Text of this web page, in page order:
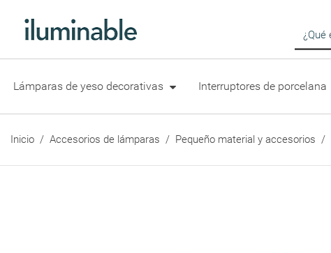
Lámparas de yeso decorativas Interruptores de porcelana
Inicio Accesorios de lámparas Pequeño material y accesorios